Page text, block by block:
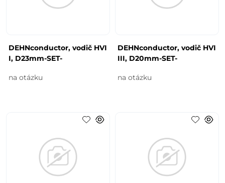
DEHNconductor, vodič HVI
I, D23mm-SET-
na otázku
DEHNconductor, vodič HVI
III, D20mm-SET-
na otázku